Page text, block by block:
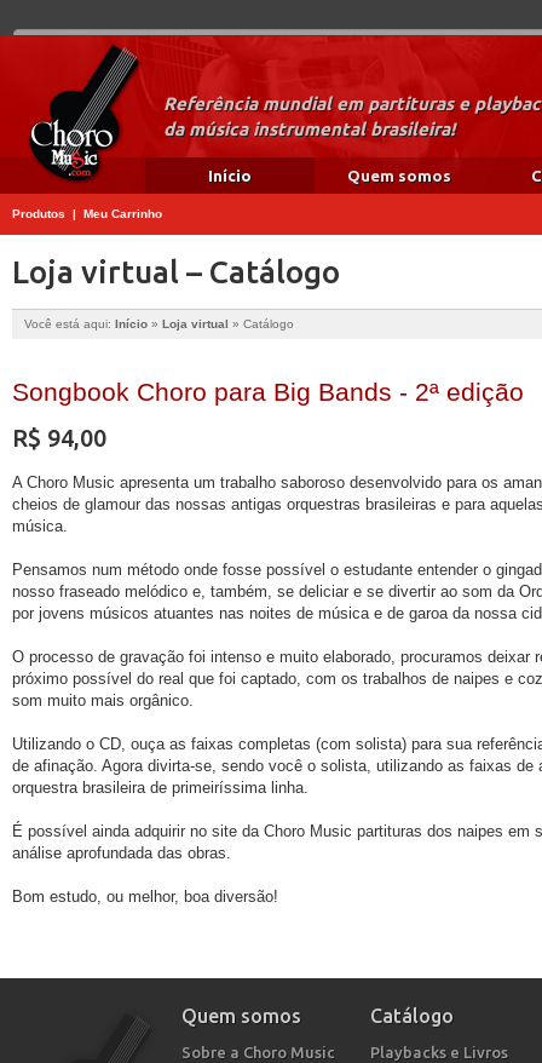
Referência mundial em partituras e
da música instrumental brasileira!
Início Quem somos
Produtos | Meu Carrinho
Loja virtual – Catálogo
Você está aqui: Início » Loja virtual » Catálogo
Songbook Choro para Big Bands - 2ª edição
R$ 94,00
A Choro Music apresenta um trabalho saboroso desenvolvido para os
cheios de glamour das nossas antigas orquestras brasileiras e para
música.
Pensamos num método onde fosse possível o estudante entender o
nosso fraseado melódico e, também, se deliciar e se divertir ao som da
por jovens músicos atuantes nas noites de música e de garoa da nossa
O processo de gravação foi intenso e muito elaborado, procuramos deixar
próximo possível do real que foi captado, com os trabalhos de naipes e
som muito mais orgânico.
Utilizando o CD, ouça as faixas completas (com solista) para sua
de afinação. Agora divirta-se, sendo você o solista, utilizando as faixas de
orquestra brasileira de primeiríssima linha.
É possível ainda adquirir no site da Choro Music partituras dos naipes em
análise aprofundada das obras.
Bom estudo, ou melhor, boa diversão!
Quem somos
Sobre a Choro Music
Catálogo
Playbacks e Livros